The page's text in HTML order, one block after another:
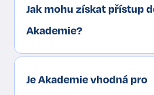
Jak mohu získat přístup
Akademie?
Je Akademie vhodná pro